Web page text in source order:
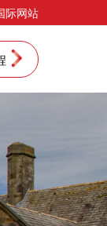
际网站